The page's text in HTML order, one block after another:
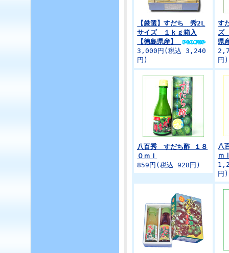
【厳選】すだち 秀2L
サイズ １ｋｇ箱入
【徳島県産】
3,000円(税込 3,240
円)
す
ズ
県
円)
八百秀 すだち酢 １８
０ｍｌ
859円(税込 928円)
八
ｍ
円)